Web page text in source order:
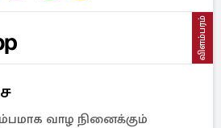
விளம்பரம்
வாழ நினைக்கும்